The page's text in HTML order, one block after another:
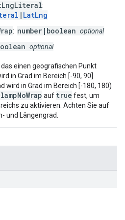
:
| LatLng
: number|boolean optional
optional
das einen geografischen Punkt
in Grad im Bereich [-90, 90]
wird in Grad im Bereich [-180, 180)
auf true fest, um
zu aktivieren. Achten Sie auf
und Längengrad.